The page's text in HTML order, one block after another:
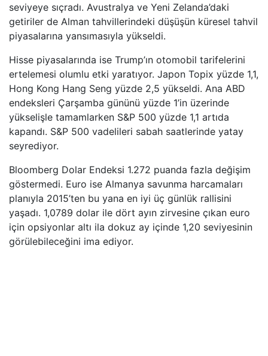
seviyeye sıçradı. Avustralya ve Yeni Zelanda’daki
getiriler de Alman tahvillerindeki düşüşün küresel tahvil
piyasalarına yansımasıyla yükseldi.
Hisse piyasalarında ise Trump’ın otomobil tarifelerini
ertelemesi olumlu etki yaratıyor. Japon Topix yüzde 1,1,
Hong Kong Hang Seng yüzde 2,5 yükseldi. Ana ABD
endeksleri Çarşamba gününü yüzde 1’in üzerinde
yükselişle tamamlarken S&P 500 yüzde 1,1 artıda
kapandı. S&P 500 vadelileri sabah saatlerinde yatay
seyrediyor.
Bloomberg Dolar Endeksi 1.272 puanda fazla değişim
göstermedi. Euro ise Almanya savunma harcamaları
planıyla 2015’ten bu yana en iyi üç günlük rallisini
yaşadı. 1,0789 dolar ile dört ayın zirvesine çıkan euro
için opsiyonlar altı ila dokuz ay içinde 1,20 seviyesinin
görülebileceğini ima ediyor.